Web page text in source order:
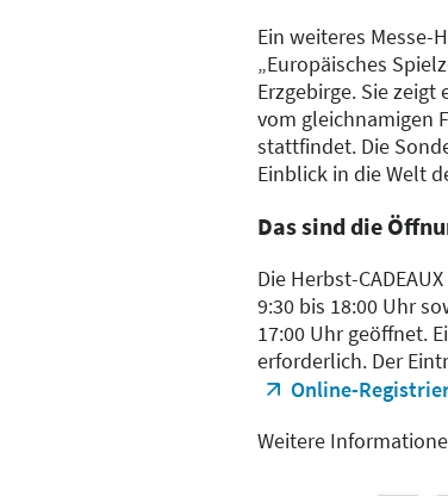
Ein weiteres Messe-
„Europäisches
Erzgebirge. Sie
vom gleichnamigen
stattfindet. Die
Einblick in die Welt
Das sind die
Die Herbst-
9:30 bis 18:00 Uhr
17:00 Uhr geöffnet.
erforderlich. Der
Online-
Weitere